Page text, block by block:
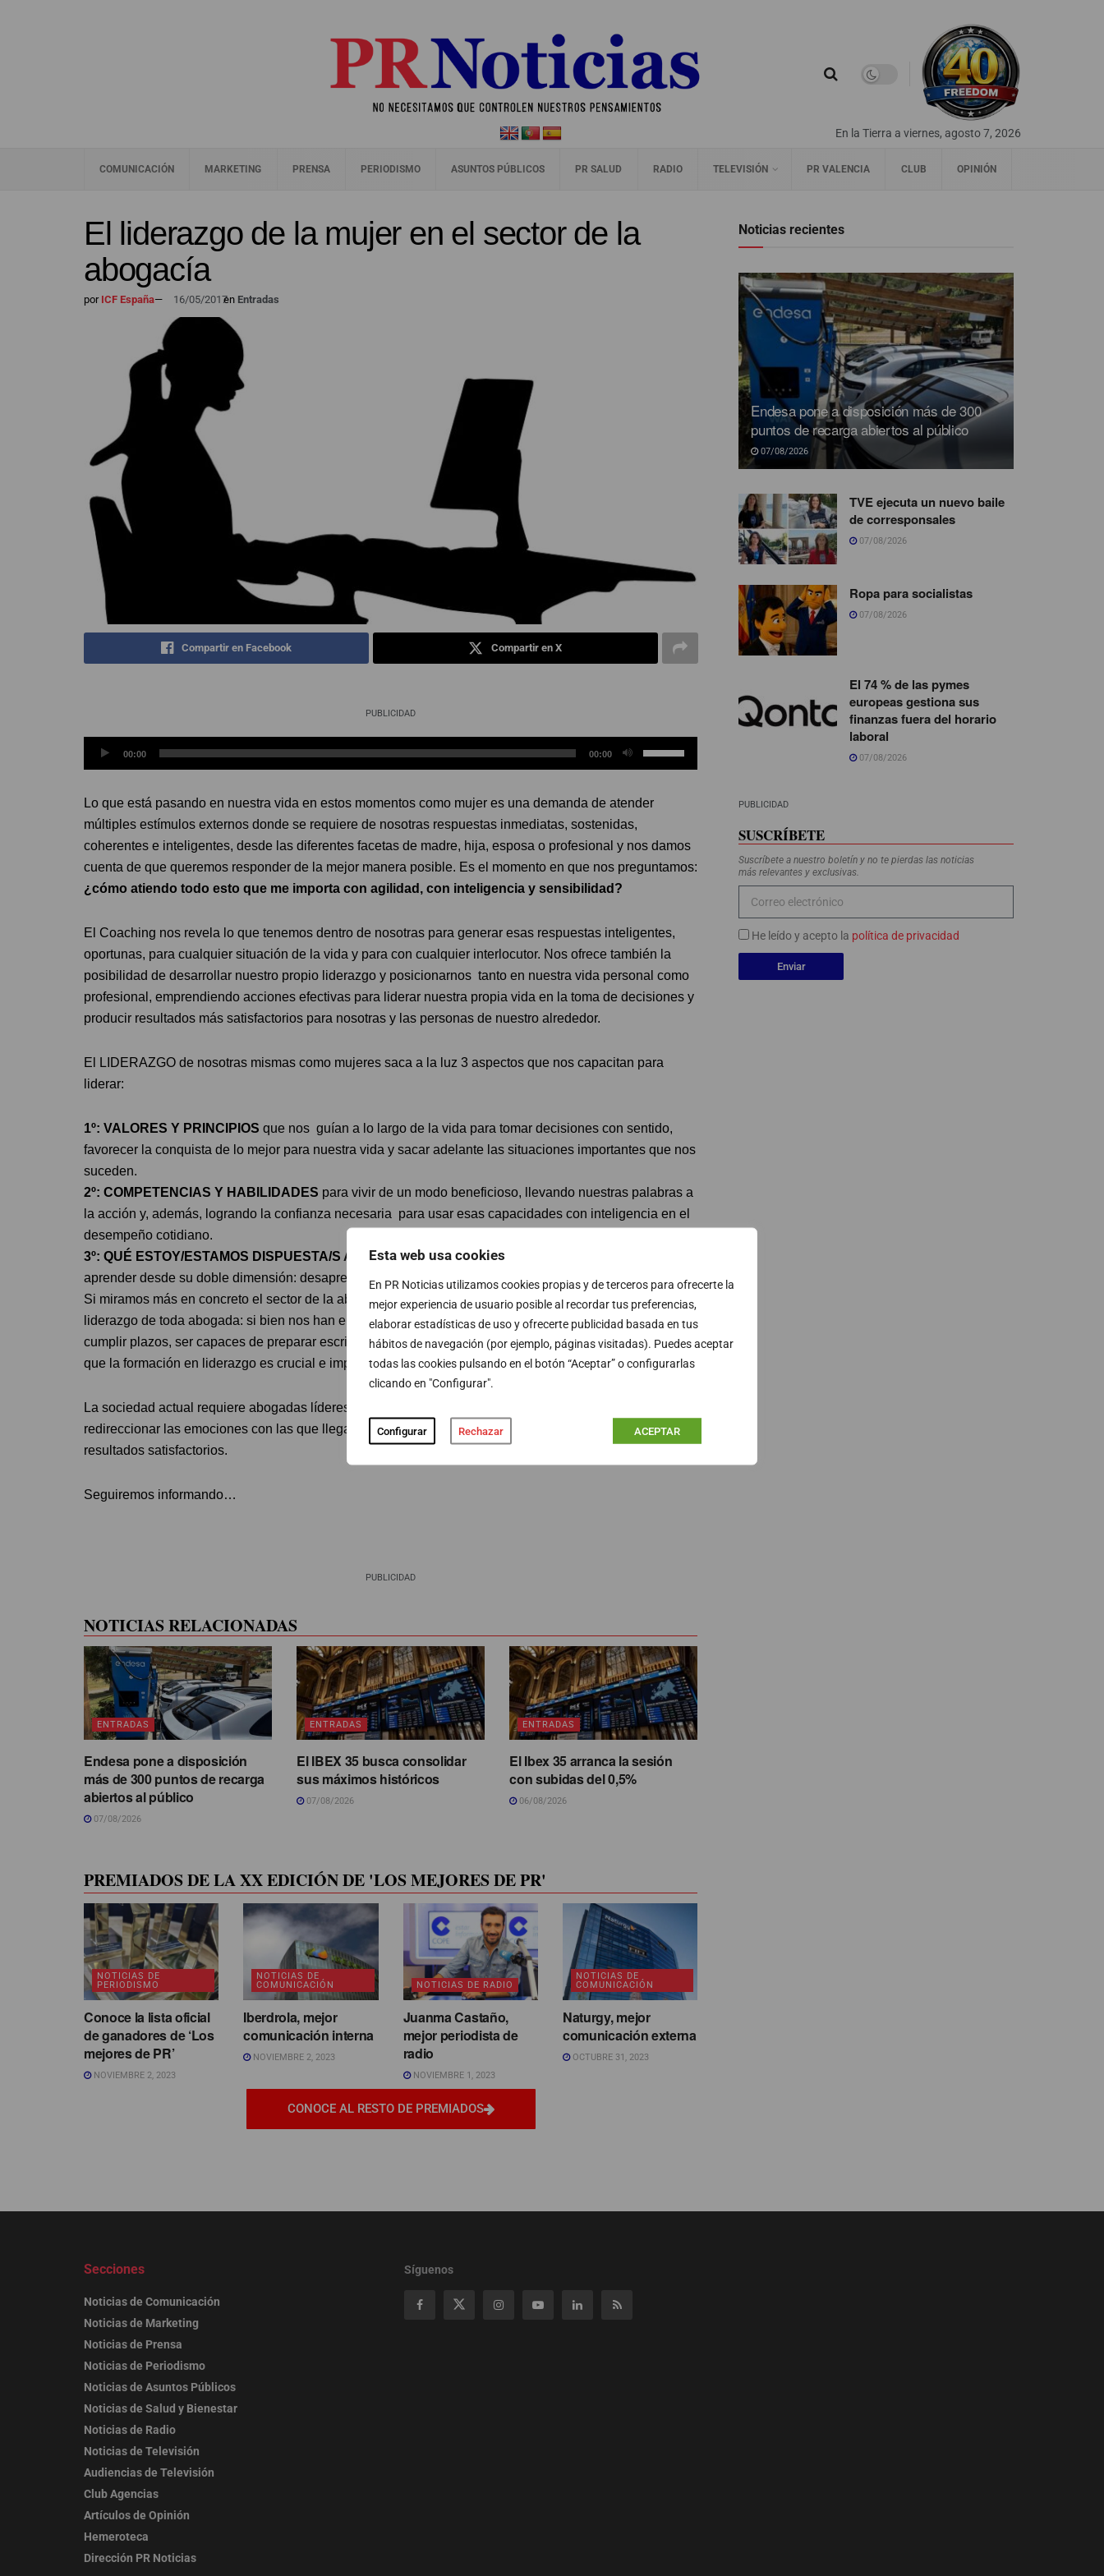
Esta web usa cookies
En PR Noticias utilizamos cookies propias y de terceros para ofrecerte la
mejor experiencia de usuario posible al recordar tus preferencias,
elaborar estadísticas de uso y ofrecerte publicidad basada en tus
hábitos de navegación (por ejemplo, páginas visitadas). Puedes aceptar
todas las cookies pulsando en el botón “Aceptar” o configurarlas
clicando en "Configurar".
Configurar Rechazar ACEPTAR
En la Tierra a viernes, agosto 7, 2026
COMUNICACIÓN MARKETING PRENSA PERIODISMO ASUNTOS PÚBLICOS PR SALUD RADIO TELEVISIÓN PR VALENCIA CLUB OPINIÓN
El liderazgo de la mujer en el sector de la
abogacía
porICF España— 16/05/2017en Entradas
Compartir en Facebook Compartir en X
PUBLICIDAD
Reproductor
de
00:00 00:00
las
de
arriba/abajo
para
disminuir
el
volumen.
Lo que está pasando en nuestra vida en estos momentos como mujer es una demanda de atender
múltiples estímulos externos donde se requiere de nosotras respuestas inmediatas, sostenidas,
coherentes e inteligentes, desde las diferentes facetas de madre, hija, esposa o profesional y nos damos
cuenta de que queremos responder de la mejor manera posible. Es el momento en que nos preguntamos:
¿cómo atiendo todo esto que me importa con agilidad, con inteligencia y sensibilidad?
El Coaching nos revela lo que tenemos dentro de nosotras para generar esas respuestas inteligentes,
oportunas, para cualquier situación de la vida y para con cualquier interlocutor. Nos ofrece también la
posibilidad de desarrollar nuestro propio liderazgo y posicionarnos tanto en nuestra vida personal como
profesional, emprendiendo acciones efectivas para liderar nuestra propia vida en la toma de decisiones y
producir resultados más satisfactorios para nosotras y las personas de nuestro alrededor.
El LIDERAZGO de nosotras mismas como mujeres saca a la luz 3 aspectos que nos capacitan para
liderar:
1º: VALORES Y PRINCIPIOS que nos guían a lo largo de la vida para tomar decisiones con sentido,
favorecer la conquista de lo mejor para nuestra vida y sacar adelante las situaciones importantes que nos
suceden.
2º: COMPETENCIAS Y HABILIDADES para vivir de un modo beneficioso, llevando nuestras palabras a
la acción y, además, logrando la confianza necesaria para usar esas capacidades con inteligencia en el
desempeño cotidiano.
3º: QUÉ ESTOY/ESTAMOS DISPUESTA/S A APRENDERpara vivir y convivir mejor. Entendiendo el
aprender desde su doble dimensión: desaprender y re-aprender.
Si miramos más en concreto el sector de la abogacía, estos 3 aspectos son fundamentales para el
liderazgo de toda abogada: si bien nos han enseñado a interpretar sentencias, a vivir a contrarreloj para
cumplir plazos, ser capaces de preparar escritos, captar nuevos clientes, ha de reconocerse igualmente
que la formación en liderazgo es crucial e imperativa.
La sociedad actual requiere abogadas líderes que desplieguen habilidades especiales para gestionar y
redireccionar las emociones con las que llega el cliente al despacho y acompañarle a conseguir
resultados satisfactorios.
Seguiremos informando…
PUBLICIDAD
NOTICIAS RELACIONADAS
ENTRADAS
Endesa pone a disposición
más de 300 puntos de recarga
abiertos al público
07/08/2026
ENTRADAS
El IBEX 35 busca consolidar
sus máximos históricos
07/08/2026
ENTRADAS
El Ibex 35 arranca la sesión
con subidas del 0,5%
06/08/2026
PREMIADOS DE LA XX EDICIÓN DE 'LOS MEJORES DE PR'
NOTICIAS DE
PERIODISMO
Conoce la lista oficial
de ganadores de ‘Los
mejores de PR’
NOVIEMBRE 2, 2023
NOTICIAS DE
COMUNICACIÓN
Iberdrola, mejor
comunicación interna
NOVIEMBRE 2, 2023
NOTICIAS DE RADIO
Juanma Castaño,
mejor periodista de
radio
NOVIEMBRE 1, 2023
NOTICIAS DE
COMUNICACIÓN
Naturgy, mejor
comunicación externa
OCTUBRE 31, 2023
CONOCE AL RESTO DE PREMIADOS
Noticias recientes
Endesa pone a disposición más de 300
puntos de recarga abiertos al público
07/08/2026
TVE ejecuta un nuevo baile
de corresponsales
07/08/2026
Ropa para socialistas
07/08/2026
El 74 % de las pymes
europeas gestiona sus
finanzas fuera del horario
laboral
07/08/2026
PUBLICIDAD
SUSCRÍBETE
Suscríbete a nuestro boletín y no te pierdas las noticias
más relevantes y exclusivas.
He leído y acepto la política de privacidad
Enviar
Secciones
Noticias de Comunicación
Noticias de Marketing
Noticias de Prensa
Noticias de Periodismo
Noticias de Asuntos Públicos
Noticias de Salud y Bienestar
Noticias de Radio
Noticias de Televisión
Audiencias de Televisión
Club Agencias
Artículos de Opinión
Hemeroteca
Dirección PR Noticias
Síguenos